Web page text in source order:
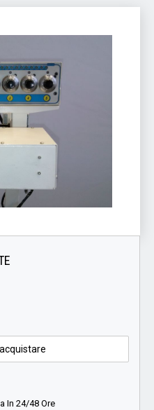
In 24/48 Ore